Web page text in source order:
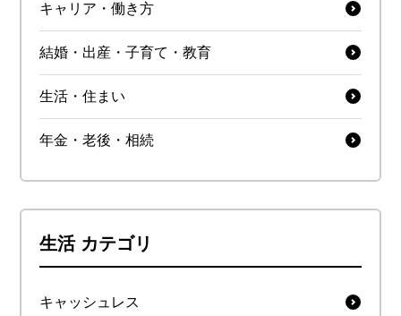
キャリア・働き方
結婚・出産・子育て・教育
生活・住まい
年金・老後・相続
生活 カテゴリ
キャッシュレス